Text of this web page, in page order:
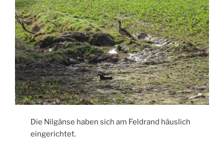
Die Nilgänse haben sich am Feldrand häuslich
eingerichtet.